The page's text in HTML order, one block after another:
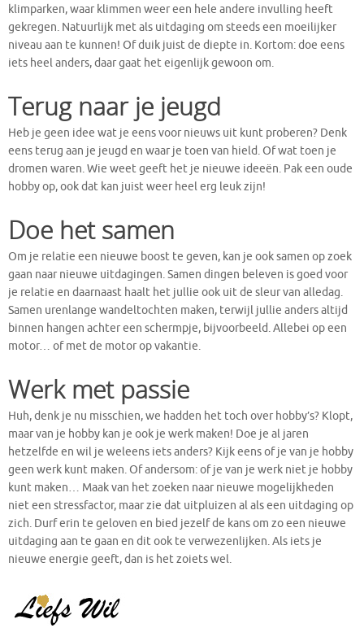
klimparken, waar klimmen weer een hele andere invulling heeft
gekregen. Natuurlijk met als uitdaging om steeds een moeilijker
niveau aan te kunnen! Of duik juist de diepte in. Kortom: doe eens
iets heel anders, daar gaat het eigenlijk gewoon om.
Terug naar je jeugd
Heb je geen idee wat je eens voor nieuws uit kunt proberen? Denk
eens terug aan je jeugd en waar je toen van hield. Of wat toen je
dromen waren. Wie weet geeft het je nieuwe ideeën. Pak een oude
hobby op, ook dat kan juist weer heel erg leuk zijn!
Doe het samen
Om je relatie een nieuwe boost te geven, kan je ook samen op zoek
gaan naar nieuwe uitdagingen. Samen dingen beleven is goed voor
je relatie en daarnaast haalt het jullie ook uit de sleur van alledag.
Samen urenlange wandeltochten maken, terwijl jullie anders altijd
binnen hangen achter een schermpje, bijvoorbeeld. Allebei op een
motor… of met de motor op vakantie.
Werk met passie
Huh, denk je nu misschien, we hadden het toch over hobby’s? Klopt,
maar van je hobby kan je ook je werk maken! Doe je al jaren
hetzelfde en wil je weleens iets anders? Kijk eens of je van je hobby
geen werk kunt maken. Of andersom: of je van je werk niet je hobby
kunt maken… Maak van het zoeken naar nieuwe mogelijkheden
niet een stressfactor, maar zie dat uitpluizen al als een uitdaging op
zich. Durf erin te geloven en bied jezelf de kans om zo een nieuwe
uitdaging aan te gaan en dit ook te verwezenlijken. Als iets je
nieuwe energie geeft, dan is het zoiets wel.